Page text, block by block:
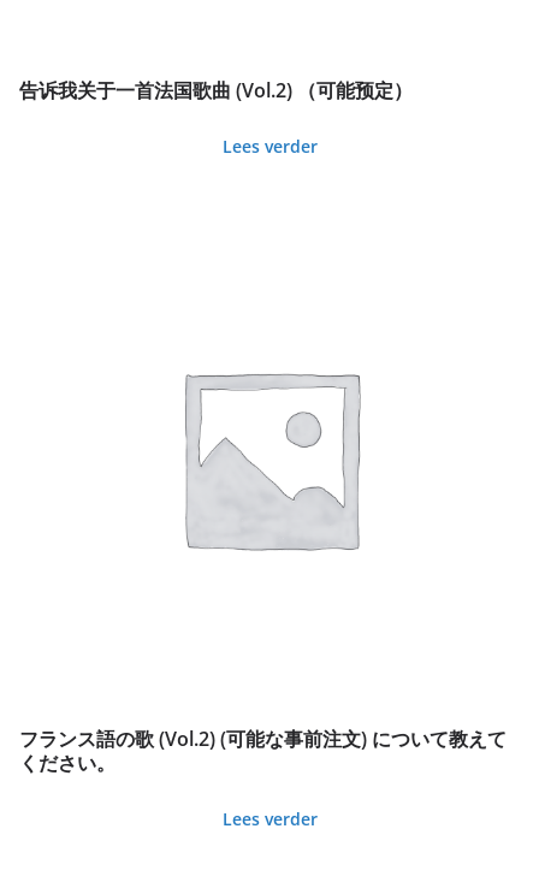
告诉我关于一首法国歌曲 (Vol.2) （可能预定）
Lees verder
フランス語の歌 (Vol.2) (可能な事前注文) について教えて
ください。
Lees verder